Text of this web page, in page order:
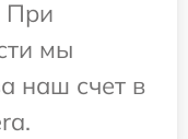
При
мы
наш счет в